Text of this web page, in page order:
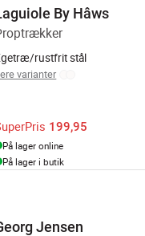
By Hâws
rustfrit stål
varianter
199,95
På lager online
På lager i butik
Jensen